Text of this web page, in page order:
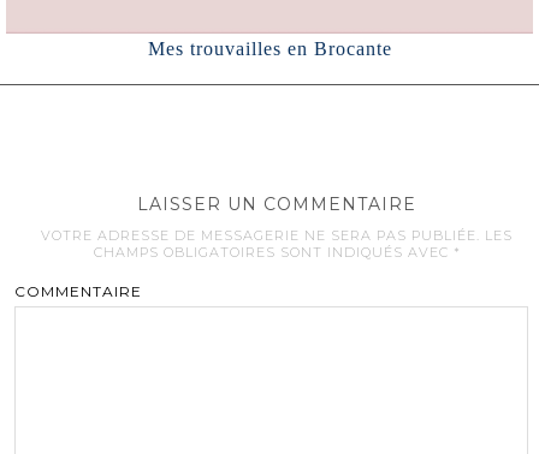
Mes trouvailles en Brocante
LAISSER UN COMMENTAIRE
VOTRE ADRESSE DE MESSAGERIE NE SERA PAS PUBLIÉE.
LES
CHAMPS OBLIGATOIRES SONT INDIQUÉS AVEC *
COMMENTAIRE